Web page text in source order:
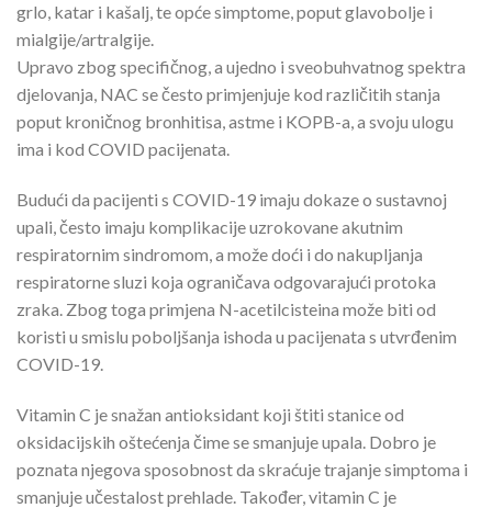
grlo, katar i kašalj, te opće simptome, poput glavobolje i
mialgije/artralgije.
Upravo zbog specifičnog, a ujedno i sveobuhvatnog spektra
djelovanja, NAC se često primjenjuje kod različitih stanja
poput kroničnog bronhitisa, astme i KOPB-a, a svoju ulogu
ima i kod COVID pacijenata.
Budući da pacijenti s COVID-19 imaju dokaze o sustavnoj
upali, često imaju komplikacije uzrokovane akutnim
respiratornim sindromom, a može doći i do nakupljanja
respiratorne sluzi koja ograničava odgovarajući protoka
zraka. Zbog toga primjena N-acetilcisteina može biti od
koristi u smislu poboljšanja ishoda u pacijenata s utvrđenim
COVID-19.
Vitamin C je snažan antioksidant koji štiti stanice od
oksidacijskih oštećenja čime se smanjuje upala. Dobro je
poznata njegova sposobnost da skraćuje trajanje simptoma i
smanjuje učestalost prehlade. Također, vitamin C je